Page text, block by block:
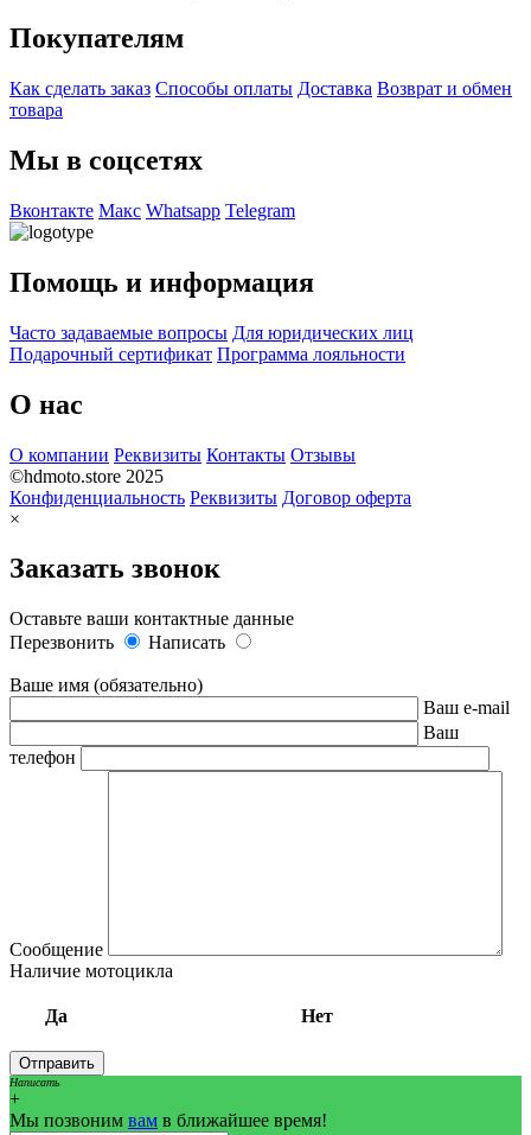
Покупателям
Как сделать заказ Способы оплаты Доставка Возврат и обмен
товара
Мы в соцсетях
Вконтакте Макс Whatsapp Telegram
Помощь и информация
Часто задаваемые вопросы Для юридических лиц
Подарочный сертификат Программа лояльности
О нас
О компании Реквизиты Контакты Отзывы
©hdmoto.store 2025
Конфиденциальность Реквизиты Договор оферта
×
Заказать звонок
Оставьте ваши контактные данные
Перезвонить
Написать
Ваше имя (обязательно)
Ваш e-mail
Ваш
телефон
Сообщение
Наличие мотоцикла
Да Нет
Написать
+
Мы позвоним вам в ближайшее время!